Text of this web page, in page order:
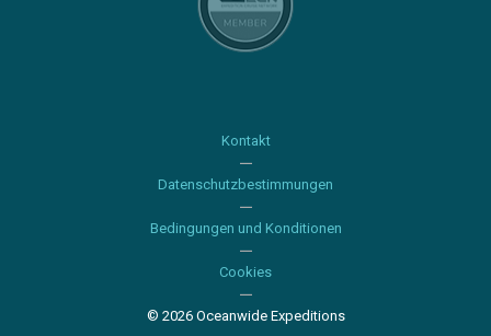
Kontakt
Datenschutzbestimmungen
Bedingungen und Konditionen
Cookies
© 2026 Oceanwide Expeditions